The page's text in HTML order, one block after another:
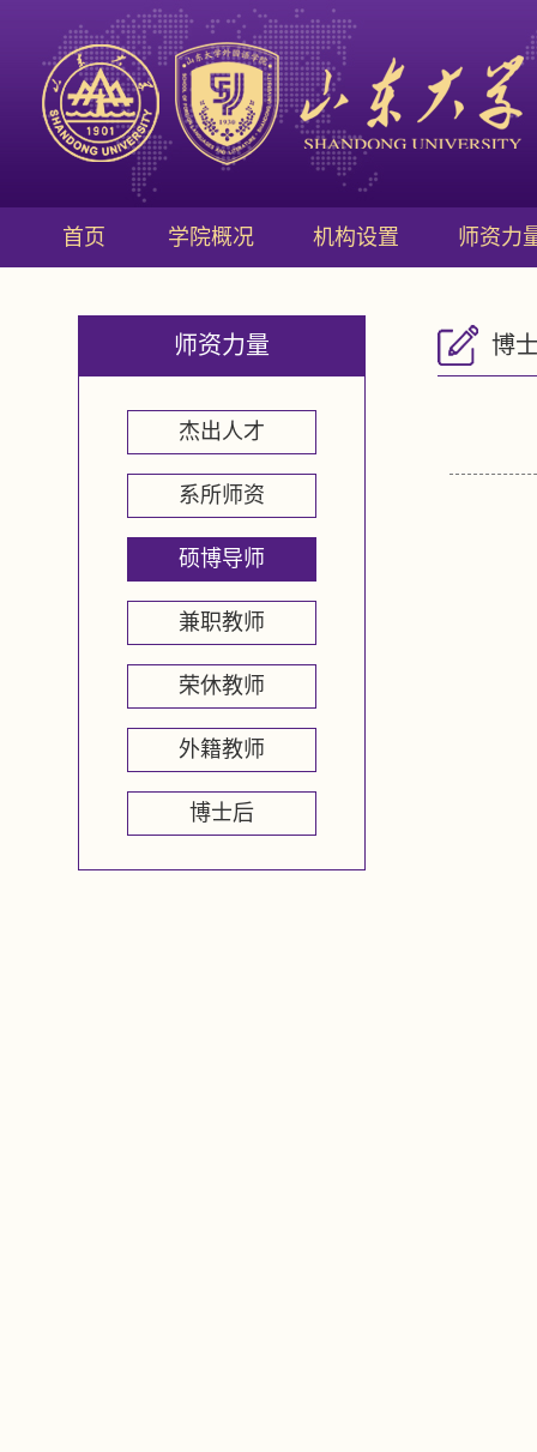
首页 学院概况 机构设置 师资力
师资力量
杰出人才
系所师资
硕博导师
兼职教师
荣休教师
外籍教师
博士后
博